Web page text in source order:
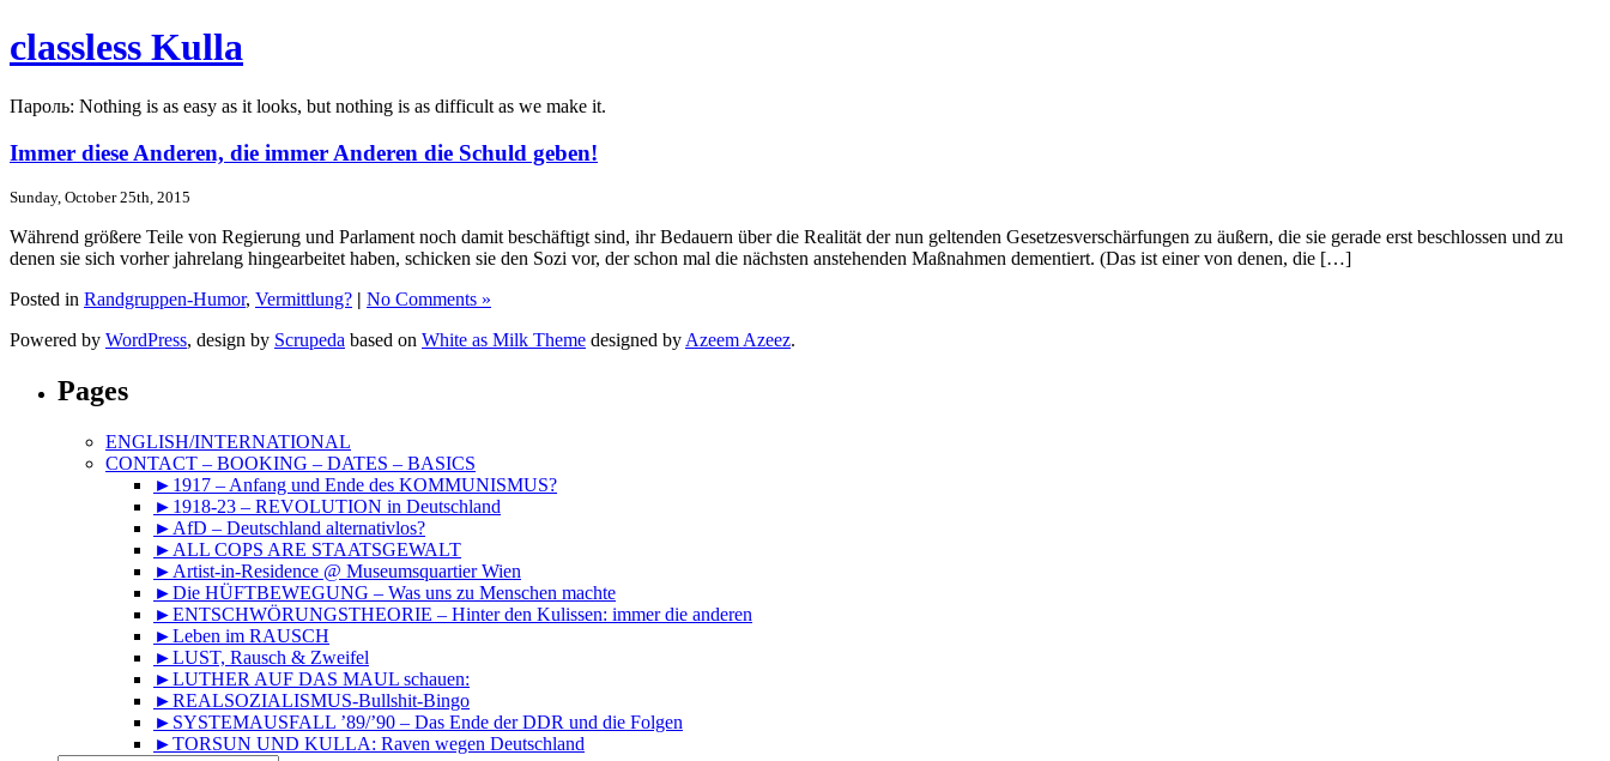
classless Kulla
Пароль: Nothing is as easy as it looks, but nothing is as difficult as we make it.
Immer diese Anderen, die immer Anderen die Schuld geben!
Sunday, October 25th, 2015
Während größere Teile von Regierung und Parlament noch damit beschäftigt sind, ihr Bedauern über die Realität der nun geltenden Gesetzesverschärfungen zu äußern, die sie gerade erst beschlossen und zu
denen sie sich vorher jahrelang hingearbeitet haben, schicken sie den Sozi vor, der schon mal die nächsten anstehenden Maßnahmen dementiert. (Das ist einer von denen, die […]
Posted in Randgruppen-Humor, Vermittlung? | No Comments »
Powered by WordPress, design by Scrupeda based on White as Milk Theme designed by Azeem Azeez.
Pages
ENGLISH/INTERNATIONAL
CONTACT – BOOKING – DATES – BASICS
►1917 – Anfang und Ende des KOMMUNISMUS?
►1918-23 – REVOLUTION in Deutschland
►AfD – Deutschland alternativlos?
►ALL COPS ARE STAATSGEWALT
►Artist-in-Residence @ Museumsquartier Wien
►Die HÜFTBEWEGUNG – Was uns zu Menschen machte
►ENTSCHWÖRUNGSTHEORIE – Hinter den Kulissen: immer die anderen
►Leben im RAUSCH
►LUST, Rausch & Zweifel
►LUTHER AUF DAS MAUL schauen:
►REALSOZIALISMUS-Bullshit-Bingo
►SYSTEMAUSFALL ’89/’90 – Das Ende der DDR und die Folgen
►TORSUN UND KULLA: Raven wegen Deutschland